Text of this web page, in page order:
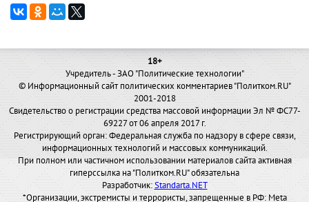
18+
Учредитель - ЗАО "Политические технологии"
© Информационный сайт политических комментариев "Политком.RU"
2001-2018
Свидетельство о регистрации средства массовой информации Эл № ФС77-
69227 от 06 апреля 2017 г.
Регистрирующий орган: Федеральная служба по надзору в сфере связи,
информационных технологий и массовых коммуникаций.
При полном или частичном использовании материалов сайта активная
гиперссылка на "Политком.RU" обязательна
Разработчик:Standarta.NET
*Организации, экстремисты и террористы, запрещенные в РФ: Meta